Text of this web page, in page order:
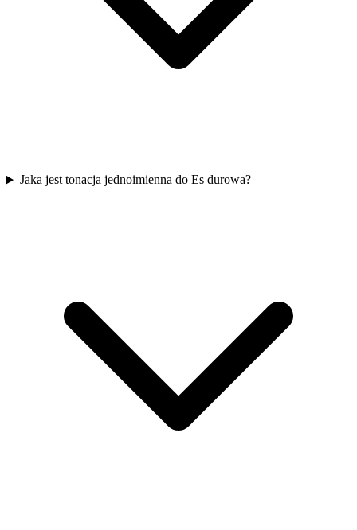
Jaka jest tonacja jednoimienna do Es durowa?